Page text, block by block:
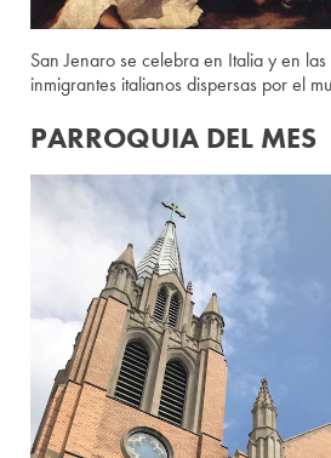
San Jenaro se celebra en Italia y en
inmigrantes italianos dispersas por el
PARROQUIA DEL MES